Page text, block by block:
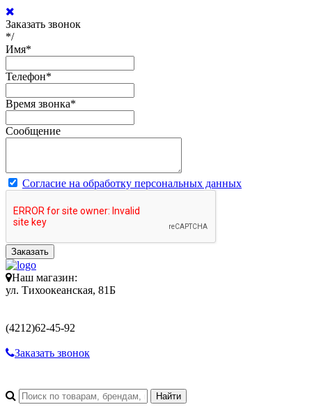
Заказать звонок
*/
Имя*
Телефон*
Время звонка*
Сообщение
Согласие на обработку персональных данных
Заказать
Наш магазин:
ул. Тихоокеанская, 81Б
(4212)62-45-92
Заказать звонок